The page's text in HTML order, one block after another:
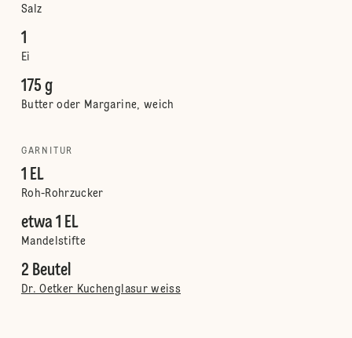
Salz
1
Ei
175 g
Butter oder Margarine, weich
GARNITUR
1 EL
Roh-Rohrzucker
etwa 1 EL
Mandelstifte
2 Beutel
Dr. Oetker Kuchenglasur weiss